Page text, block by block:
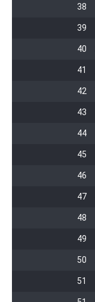
38
39
40
41
42
43
44
45
46
47
48
49
50
51